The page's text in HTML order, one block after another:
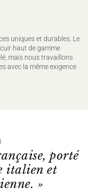
uniques et durables. Le
haut de gamme
mais nous travaillons
avec la même exigence
porté
italien et
»